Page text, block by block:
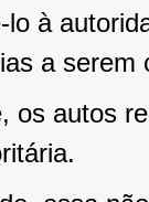
à
a serem
os autos